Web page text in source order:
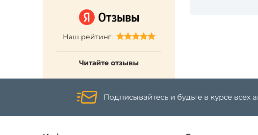
Наш рейтинг:
Читайте отзывы
Подписывайтесь и будьте в курсе